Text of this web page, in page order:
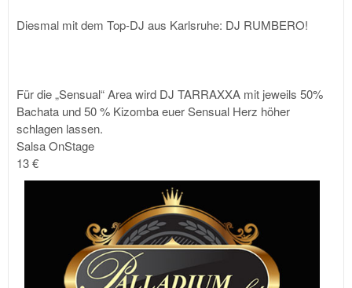
Diesmal mit dem Top-DJ aus Karlsruhe: DJ RUMBERO!
Für die „Sensual“ Area wird DJ TARRAXXA mit jeweils 50%
Bachata und 50 % Kizomba euer Sensual Herz höher
schlagen lassen.
Salsa OnStage
13 €